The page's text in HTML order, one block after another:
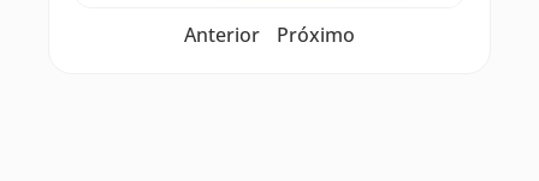
Anterior Próximo